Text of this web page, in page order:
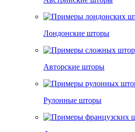
Лондонские шторы
Авторские шторы
Рулонные шторы